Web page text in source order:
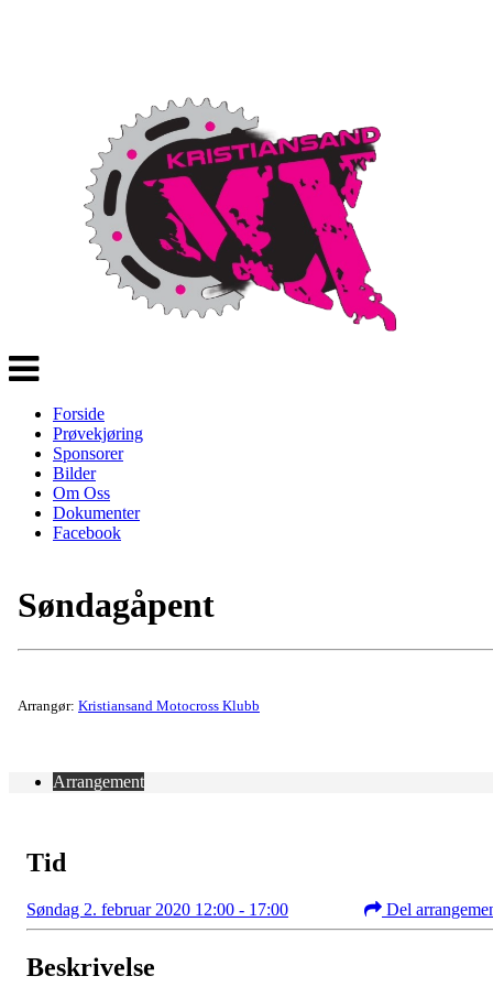
Veksle
navigasjon
Forside
Prøvekjøring
Sponsorer
Bilder
Om Oss
Dokumenter
Facebook
Søndagåpent
Arrangør: Kristiansand Motocross Klubb
Arrangement
Tid
Søndag 2. februar 2020 12:00 - 17:00 Del
Beskrivelse